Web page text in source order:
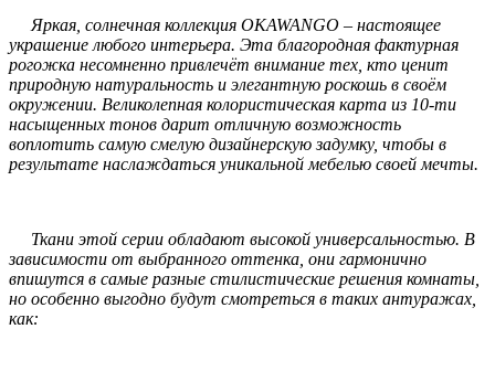
Яркая, солнечная коллекция OKAWANGO – настоящее
украшение любого интерьера. Эта благородная фактурная
рогожка несомненно привлечёт внимание тех, кто ценит
природную натуральность и элегантную роскошь в своём
окружении. Великолепная колористическая карта из 10-ти
насыщенных тонов дарит отличную возможность
воплотить самую смелую дизайнерскую задумку, чтобы в
результате наслаждаться уникальной мебелью своей мечты.
Ткани этой серии обладают высокой универсальностью. В
зависимости от выбранного оттенка, они гармонично
впишутся в самые разные стилистические решения комнаты,
но особенно выгодно будут смотреться в таких антуражах,
как: